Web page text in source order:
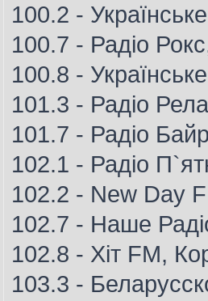
100.2 -
100.7 - Радіо
100.8 -
101.3 - Радіо
101.7 - Радіо
102.1 - Радіо
102.2 - New Day
102.7 - Наше
102.8 - Хіт FM,
103.3 -